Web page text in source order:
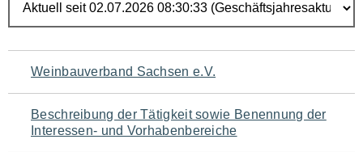
Navigation
für
den
Weinbauverband Sachsen e.V.
Beschreibung der Tätigkeit sowie Benennung der
Interessen- und Vorhabenbereiche